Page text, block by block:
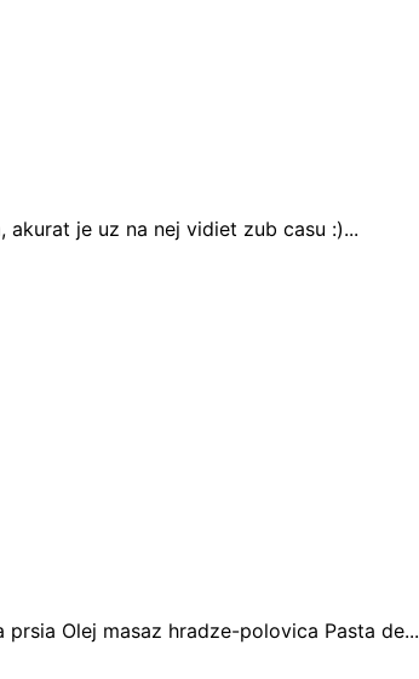
je uz na nej vidiet zub casu :)...
Olej masaz hradze-polovica Pasta de...